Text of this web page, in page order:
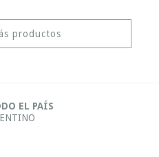
productos
EL PAÍS